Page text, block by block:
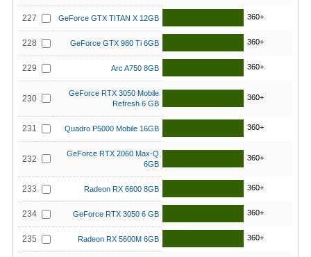
227 GeForce GTX TITAN X 12GB 360+
228 GeForce GTX 980 Ti 6GB 360+
229 Arc A750 8GB 360+
230
GeForce RTX 3050 Mobile
Refresh 6 GB
360+
231 Quadro P5000 Mobile 16GB 360+
232
GeForce RTX 2060 Max-Q
6GB
360+
233 Radeon RX 6600 8GB 360+
234 GeForce RTX 3050 6 GB 360+
235 Radeon RX 5600M 6GB 360+